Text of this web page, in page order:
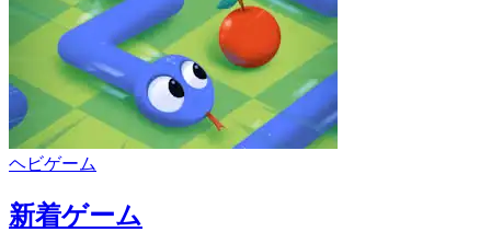
ヘビゲーム
新着ゲーム